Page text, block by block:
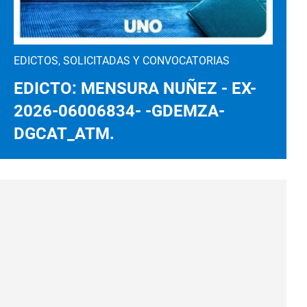
EDICTOS, SOLICITADAS Y CONVOCATORIAS
EDICTO: MENSURA NUÑEZ - EX-
2026-06006834- -GDEMZA-
DGCAT_ATM.